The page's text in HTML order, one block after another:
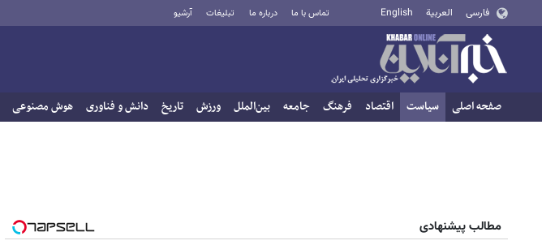
فارسی العربية English تماس با ما درباره ما تبلیغات آرشیو
صفحه اصلی سیاست اقتصاد فرهنگ جامعه بین‌الملل ورزش تاریخ دانش و فناوری هوش مصنوعی
مطالب پیشنهادی